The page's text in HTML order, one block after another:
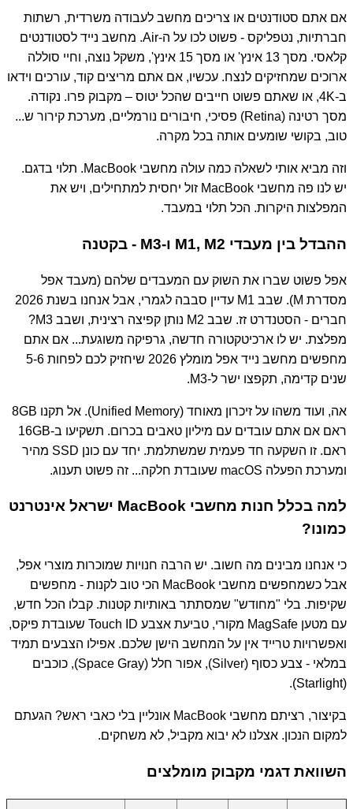
אם אתם סטודנטים או צריכים מחשב לעבודה משרדית, רשתות
חברתיות, נטפליקס - פשוט לכו על ה-Air. מחשב נייד לסטודנטים
קלאסי. מסך 13 אינץ' או מסך 15 אינץ', משקל נוצה, וחיי סוללה
ארוכים שמחזיקים לנצח. עכשיו, אם אתם מריצים קוד, עורכים וידאו
ב-4K, או שאתם פשוט חייבים שהכל יטוס – מקבוק פרו. נקודה.
מסך רטינה (Retina) פסיכי, חיבורים נורמליים, מערכת קירור ש...
טוב, בקושי שומעים אותה בכל מקרה.
וזה מביא אותי לשאלה כמה עולה מחשבי MacBook. תלוי בדגם.
יש לנו פה מחשבי MacBook זול יחסית למתחילים, ויש את
המפלצות היקרות. הכל תלוי במעבד.
ההבדל בין מעבדי M1, M2 ו-M3 - בקטנה
אפל פשוט שברו את השוק עם המעבדים שלהם (מעבד אפל
מסדרת M). שבב M1 עדיין סבבה לגמרי, אבל אנחנו בשנת 2026
חברים - הסטנדרט זז. שבב M2 נותן קפיצה רצינית, ושבב M3?
מפלצת. יש לו ארכיטקטורה חדשה, גרפיקה משוגעת... אם אתם
מחפשים מחשב נייד אפל מומלץ 2026 שיחזיק לכם לפחות 5-6
שנים קדימה, תקפצו ישר ל-M3.
אה, ועוד משהו על זיכרון מאוחד (Unified Memory). אל תקנו 8GB
ראם אם אתם עובדים עם מיליון טאבים בכרום. תשקיעו ב-16GB
ראם. זו השקעה חד פעמית שמשתלמת. יחד עם כונן SSD מהיר
ומערכת הפעלה macOS שעובדת חלקה... זה פשוט תענוג.
למה בכלל חנות מחשבי MacBook ישראל אינטרנט
כמונו?
כי אנחנו מבינים מה חשוב. יש הרבה חנויות שמוכרות מוצרי אפל,
אבל כשמחפשים מחשבי MacBook הכי טוב לקנות - מחפשים
שקיפות. בלי "מחודש" שמסתתר באותיות קטנות. קבלו הכל חדש,
עם מטען MagSafe מקורי, טביעת אצבע Touch ID שעובדת פיקס,
ואפשרויות טרייד אין על המחשב הישן שלכם. אפילו הצבעים תמיד
במלאי - צבע כסוף (Silver), אפור חלל (Space Gray), כוכבים
(Starlight).
בקיצור, רציתם מחשבי MacBook אונליין בלי כאבי ראש? הגעתם
למקום הנכון. אצלנו לא יבוא מקביל, לא משחקים.
השוואת דגמי מקבוק מומלצים